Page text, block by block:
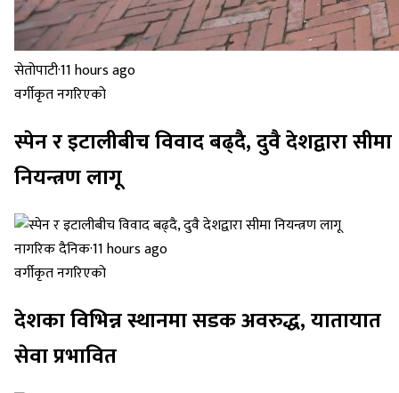
सेतोपाटी·11 hours ago
वर्गीकृत नगरिएको
स्पेन र इटालीबीच विवाद बढ्दै, दुवै देशद्वारा सीमा
नियन्त्रण लागू
नागरिक दैनिक·11 hours ago
वर्गीकृत नगरिएको
देशका विभिन्न स्थानमा सडक अवरुद्ध, यातायात
सेवा प्रभावित